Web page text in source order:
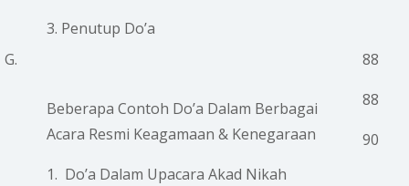
G.
3. Penutup Do’a
Beberapa Contoh Do’a Dalam Berbagai
Acara Resmi Keagamaan & Kenegaraan
1. Do’a Dalam Upacara Akad Nikah
88
88
90